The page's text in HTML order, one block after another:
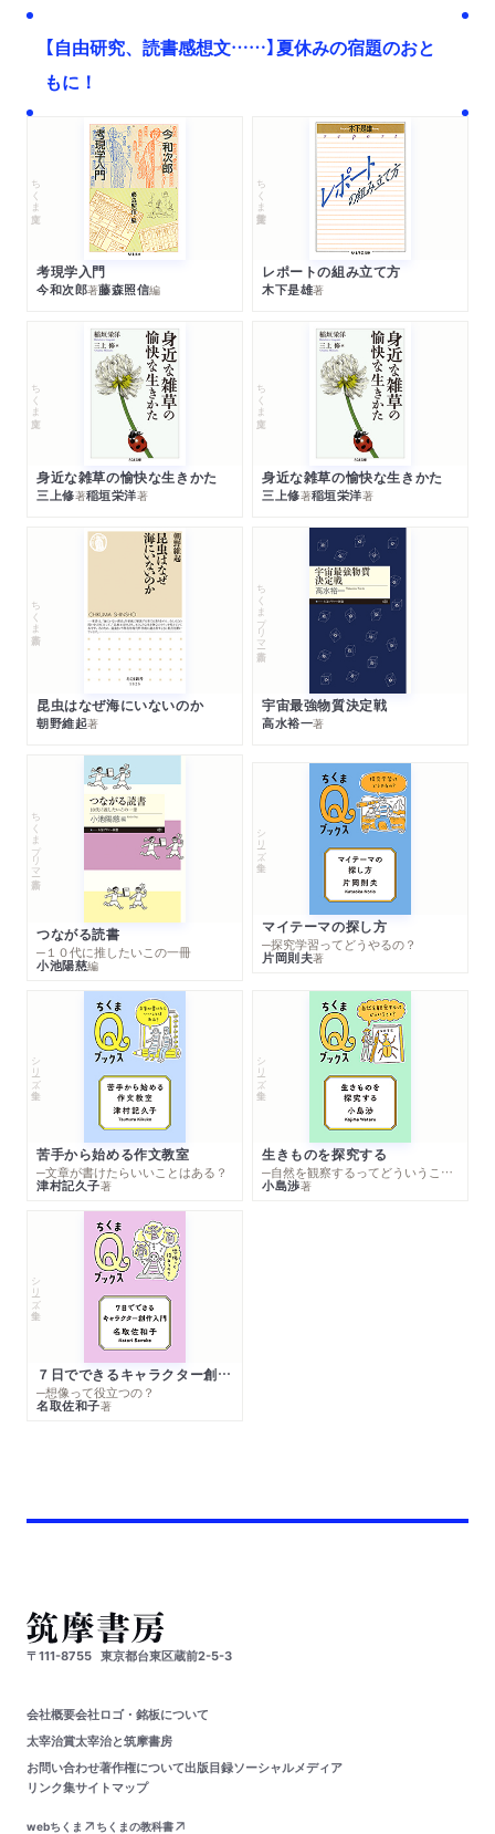
【自由研究、読書感想文……】夏休みの宿題のおと
もに！
ちくま文庫
考現学入門
今和次郎著藤森照信編
ちくま学芸文庫
レポートの組み立て方
木下是雄著
ちくま文庫
身近な雑草の愉快な生きかた
三上修著稲垣栄洋著
ちくま文庫
身近な雑草の愉快な生きかた
三上修著稲垣栄洋著
ちくま新書
昆虫はなぜ海にいないのか
朝野維起著
ちくまプリマー新書
宇宙最強物質決定戦
高水裕一著
ちくまプリマー新書
つながる読書
─１０代に推したいこの一冊
小池陽慈編
シリーズ・全集
マイテーマの探し方
─探究学習ってどうやるの？
片岡則夫著
シリーズ・全集
苦手から始める作文教室
─文章が書けたらいいことはある？
津村記久子著
シリーズ・全集
生きものを探究する
─自然を観察するってどういうこと？
小島渉著
シリーズ・全集
７日でできるキャラクター創作入門
─想像って役立つの？
名取佐和子著
〒111-8755 東京都台東区蔵前2-5-3
会社概要会社ロゴ・銘板について
太宰治賞太宰治と筑摩書房
お問い合わせ著作権について出版目録ソーシャルメディア
リンク集サイトマップ
webちくま ちくまの教科書